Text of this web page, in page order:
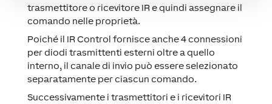
trasmettitore o ricevitore IR e quindi assegnare il
comando nelle proprietà.
Poiché il IR Control fornisce anche 4 connessioni
per diodi trasmittenti esterni oltre a quello
interno, il canale di invio può essere selezionato
separatamente per ciascun comando.
Successivamente i trasmettitori e i ricevitori IR